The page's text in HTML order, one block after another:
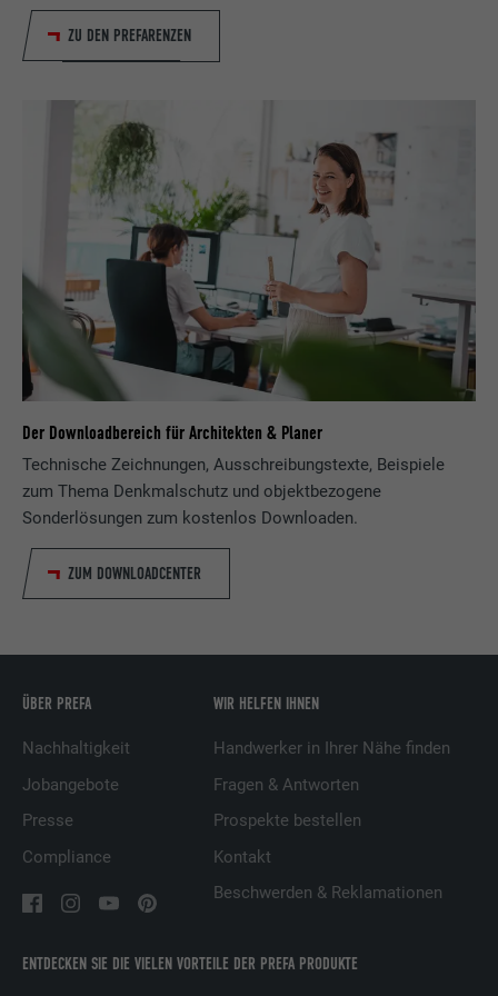
ZU DEN PREFARENZEN
Der Downloadbereich für Architekten & Planer
Technische Zeichnungen, Ausschreibungstexte, Beispiele
zum Thema Denkmalschutz und objektbezogene
Sonderlösungen zum kostenlos Downloaden.
ZUM DOWNLOADCENTER
ENTDECKEN SIE DIE VIELEN VORTEILE DER PREFA PRODUKTE
ÜBER PREFA
Nachhaltigkeit
Jobangebote
Presse
Compliance
WIR HELFEN IHNEN
Handwerker in Ihrer Nähe finden
Fragen & Antworten
Prospekte bestellen
Kontakt
Beschwerden & Reklamationen
Name bcookie
Laufzeit
Verwendet vom Social-Networking-Dienst
LinkedIn für die Verfolgung der
Verwendung von eingebetteten
Dienstleistungen.
Name bscookie
Anbieter LinkedIn
Laufzeit 2 Jahre
Zweck
Verwendet vom Social-Networking-Dienst
LinkedIn für die Verfolgung der
Zweck
Wird verwendet, um Besucher auf
relevante Werbung basierend auf den
Präferenzen des Besuchers zu
Name lidc